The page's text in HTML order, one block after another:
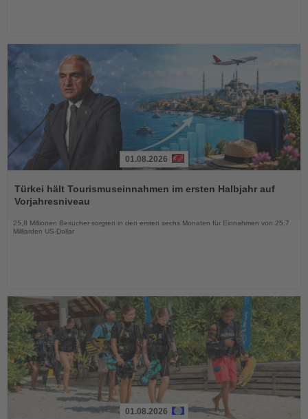
Sie
die
Nachrichten
01.08.2026
Türkei hält Tourismuseinnahmen im ersten Halbjahr auf
Vorjahresniveau
25,8 Millionen Besucher sorgten in den ersten sechs Monaten für Einnahmen von 25,7
Milliarden US-Dollar
01.08.2026